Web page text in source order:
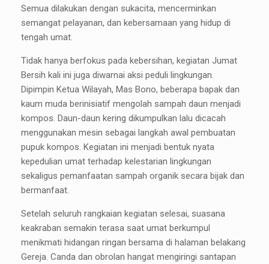
Semua dilakukan dengan sukacita, mencerminkan
semangat pelayanan, dan kebersamaan yang hidup di
tengah umat.
Tidak hanya berfokus pada kebersihan, kegiatan Jumat
Bersih kali ini juga diwarnai aksi peduli lingkungan.
Dipimpin Ketua Wilayah, Mas Bono, beberapa bapak dan
kaum muda berinisiatif mengolah sampah daun menjadi
kompos. Daun-daun kering dikumpulkan lalu dicacah
menggunakan mesin sebagai langkah awal pembuatan
pupuk kompos. Kegiatan ini menjadi bentuk nyata
kepedulian umat terhadap kelestarian lingkungan
sekaligus pemanfaatan sampah organik secara bijak dan
bermanfaat.
Setelah seluruh rangkaian kegiatan selesai, suasana
keakraban semakin terasa saat umat berkumpul
menikmati hidangan ringan bersama di halaman belakang
Gereja. Canda dan obrolan hangat mengiringi santapan